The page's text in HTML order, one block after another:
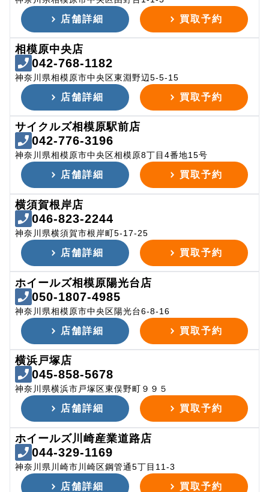
店舗詳細 買取予約
相模原中央店
042-768-1182
神奈川県相模原市中央区東淵野辺5-5-15
店舗詳細 買取予約
サイクルズ相模原駅前店
042-776-3196
神奈川県相模原市中央区相模原8丁目4番地15号
店舗詳細 買取予約
横須賀根岸店
046-823-2244
神奈川県横須賀市根岸町5-17-25
店舗詳細 買取予約
ホイールズ相模原陽光台店
050-1807-4985
神奈川県相模原市中央区陽光台6-8-16
店舗詳細 買取予約
横浜戸塚店
045-858-5678
神奈川県横浜市戸塚区東俣野町９９５
店舗詳細 買取予約
ホイールズ川崎産業道路店
044-329-1169
神奈川県川崎市川崎区鋼管通5丁目11-3
店舗詳細 買取予約